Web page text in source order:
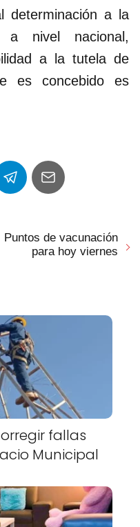
determinación a la
a nivel nacional,
a la tutela de
es concebido es
Puntos de vacunación
para hoy viernes
fallas
Municipal